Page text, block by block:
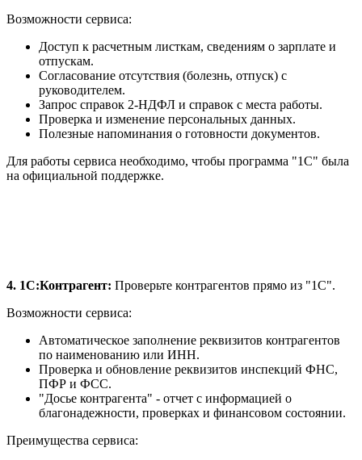
Возможности сервиса:
Доступ к расчетным листкам, сведениям о зарплате и
отпускам.
Согласование отсутствия (болезнь, отпуск) с
руководителем.
Запрос справок 2-НДФЛ и справок с места работы.
Проверка и изменение персональных данных.
Полезные напоминания о готовности документов.
Для работы сервиса необходимо, чтобы программа "1С" была
на официальной поддержке.
4. 1С:Контрагент: Проверьте контрагентов прямо из "1С".
Возможности сервиса:
Автоматическое заполнение реквизитов контрагентов
по наименованию или ИНН.
Проверка и обновление реквизитов инспекций ФНС,
ПФР и ФСС.
"Досье контрагента" - отчет с информацией о
благонадежности, проверках и финансовом состоянии.
Преимущества сервиса: